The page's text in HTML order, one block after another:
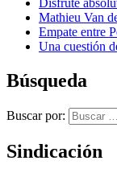
Disfrute
Mathieu Van
Empate entre
Una cuestión
Búsqueda
Buscar por:
Sindicación